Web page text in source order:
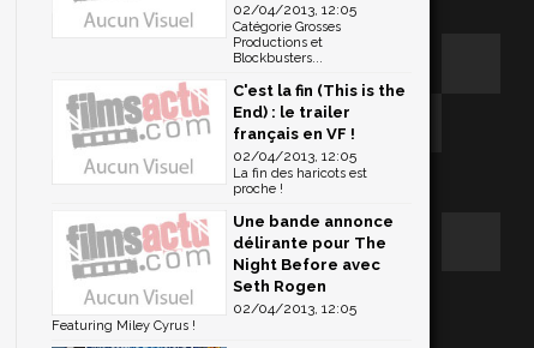
02/04/2013, 12:05
Catégorie Grosses
Productions et
Blockbusters...
C'est la fin (This is the
End) : le trailer
français en VF !
02/04/2013, 12:05
La fin des haricots est
proche !
Une bande annonce
délirante pour The
Night Before avec
Seth Rogen
02/04/2013, 12:05
Featuring Miley Cyrus !